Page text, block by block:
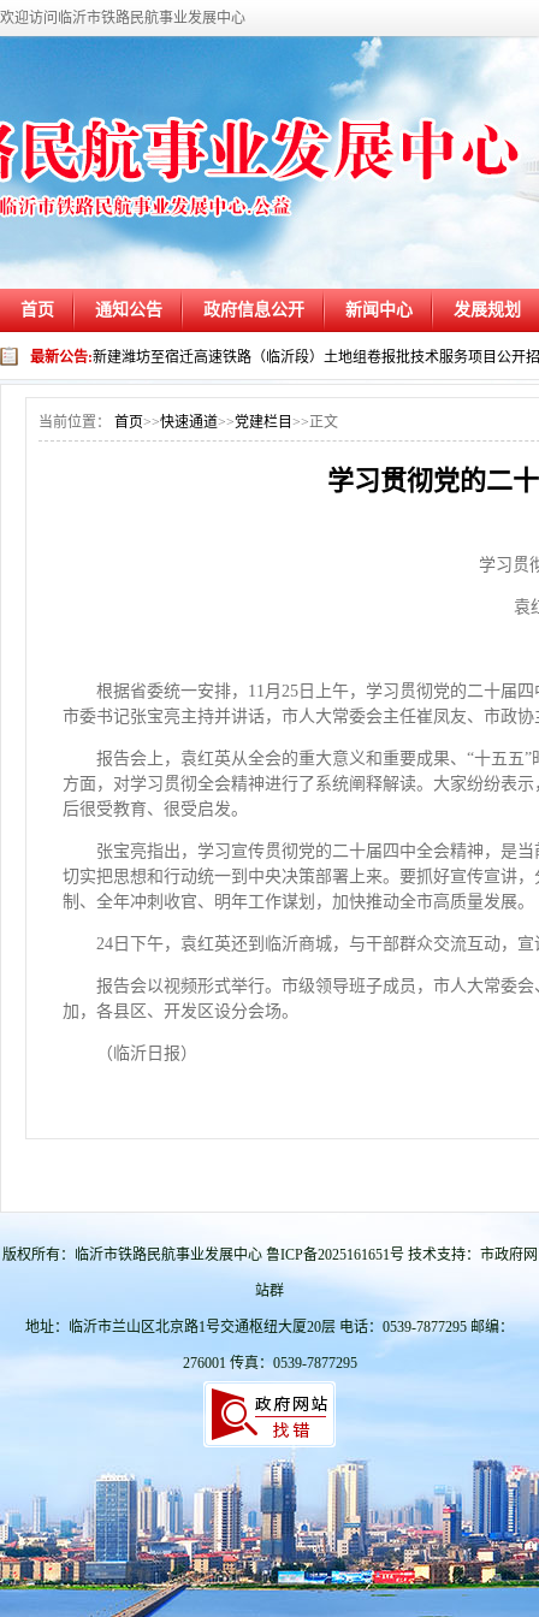
欢迎访问临沂市铁路民航事业发展中心
首页 通知公告 政府信息公开 新闻中心 发展规划
最新公告:新建潍坊至宿迁高速铁路（临沂段）土地组卷报批技术服务项目公开
当前位置： 首页>>快速通道>>党建栏目 >>正文
学习贯彻党的二
学习贯
袁
根据省委统一安排，11月25日上午，学习贯彻党的二十届
市委书记张宝亮主持并讲话，市人大常委会主任崔凤友、市政
报告会上，袁红英从全会的重大意义和重要成果、“十五五
方面，对学习贯彻全会精神进行了系统阐释解读。大家纷纷表
后很受教育、很受启发。
张宝亮指出，学习宣传贯彻党的二十届四中全会精神，是
切实把思想和行动统一到中央决策部署上来。要抓好宣传宣讲
制、全年冲刺收官、明年工作谋划，加快推动全市高质量发展。
24日下午，袁红英还到临沂商城，与干部群众交流互动，
报告会以视频形式举行。市级领导班子成员，市人大常委
加，各县区、开发区设分会场。
（临沂日报）
版权所有：临沂市铁路民航事业发展中心 鲁ICP备2025161651号 技术支持：市政府网
站群
地址：临沂市兰山区北京路1号交通枢纽大厦20层 电话：0539-7877295 邮编：
276001 传真：0539-7877295